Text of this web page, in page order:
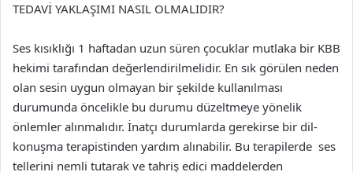
TEDAVİ YAKLAŞIMI NASIL OLMALIDIR?
Ses kısıklığı 1 haftadan uzun süren çocuklar mutlaka bir KBB
hekimi tarafından değerlendirilmelidir. En sık görülen neden
olan sesin uygun olmayan bir şekilde kullanılması
durumunda öncelikle bu durumu düzeltmeye yönelik
önlemler alınmalıdır. İnatçı durumlarda gerekirse bir dil-
konuşma terapistinden yardım alınabilir. Bu terapilerde ses
tellerini nemli tutarak ve tahriş edici maddelerden